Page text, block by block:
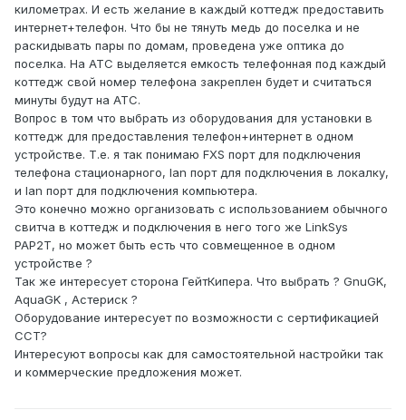
километрах. И есть желание в каждый коттедж предоставить
интернет+телефон. Что бы не тянуть медь до поселка и не
раскидывать пары по домам, проведена уже оптика до
поселка. На АТС выделяется емкость телефонная под каждый
коттедж свой номер телефона закреплен будет и считаться
минуты будут на АТС.
Вопрос в том что выбрать из оборудования для установки в
коттедж для предоставления телефон+интернет в одном
устройстве. Т.е. я так понимаю FXS порт для подключения
телефона стационарного, lan порт для подключения в локалку,
и lan порт для подключения компьютера.
Это конечно можно организовать с использованием обычного
свитча в коттедж и подключения в него того же LinkSys
PAP2T, но может быть есть что совмещенное в одном
устройстве ?
Так же интересует сторона ГейтКипера. Что выбрать ? GnuGK,
AquaGK , Астериск ?
Оборудование интересует по возможности с сертификацией
ССТ?
Интересуют вопросы как для самостоятельной настройки так
и коммерческие предложения может.